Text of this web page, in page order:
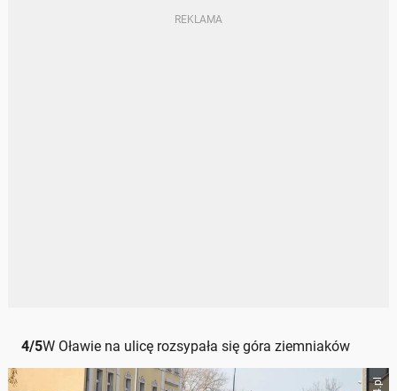
4/5W Oławie na ulicę rozsypała się góra ziemniaków